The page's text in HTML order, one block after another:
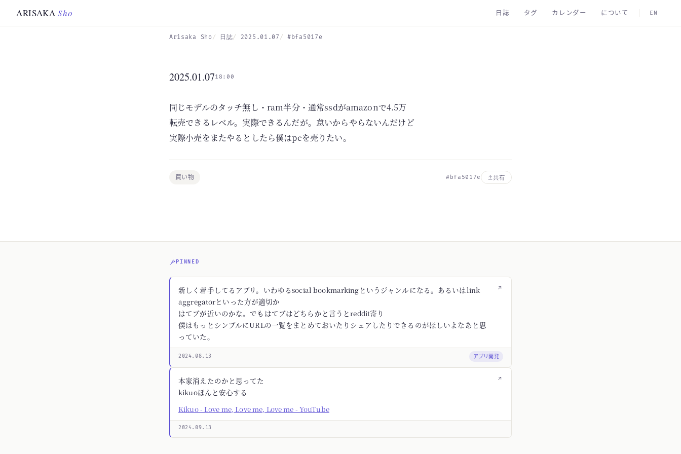
ARISAKASho 日誌 タグ カレンダー について EN
Arisaka Sho 日誌 2025.01.07 #bfa5017e
2025.01.0718:00
同じモデルのタッチ無し・ram半分・通常ssdがamazonで4.5万
転売できるレベル。実際できるんだが。怠いからやらないんだけど
実際小売をまたやるとしたら僕はpcを売りたい。
買い物 #bfa5017e 共有
PINNED
↗
新しく着手してるアプリ。いわゆるsocial bookmarkingというジャンルになる。あるいはlink
aggregatorといった方が適切か
はてブが近いのかな。でもはてブはどちらかと言うとreddit寄り
僕はもっとシンプルにURLの一覧をまとめておいたりシェアしたりできるのがほしいよなあと思
っていた。
2024.08.13 アプリ開発
↗
本家消えたのかと思ってた
kikuoほんと安心する
Kikuo - Love me, Love me, Love me - YouTube
2024.09.13